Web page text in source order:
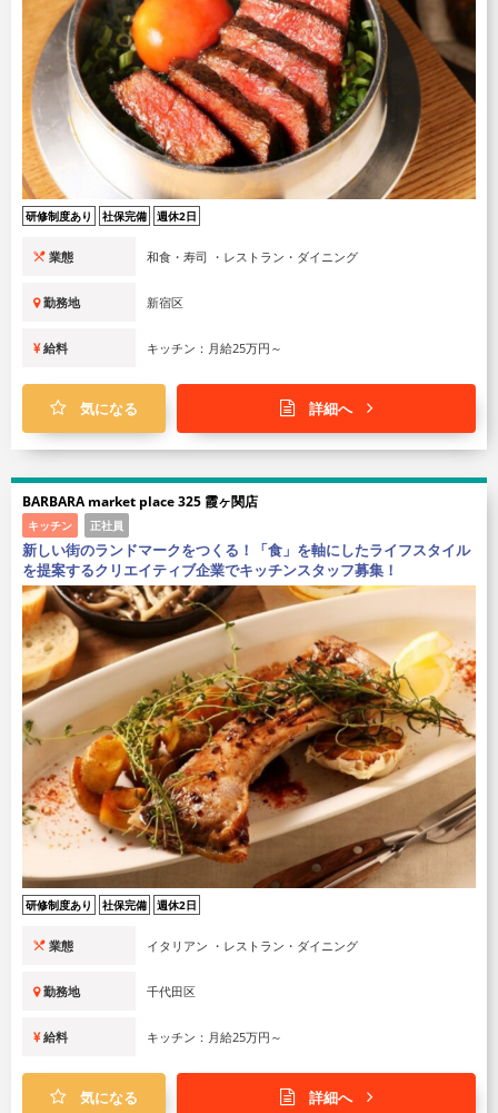
研修制度あり 社保完備 週休2日
業態 和食・寿司 ・レストラン・ダイニング
勤務地 新宿区
給料 キッチン：月給25万円～
気になる 詳細へ
BARBARA market place 325 霞ヶ関店
キッチン 正社員
新しい街のランドマークをつくる！「食」を軸にしたライフスタイル
を提案するクリエイティブ企業でキッチンスタッフ募集！
研修制度あり 社保完備 週休2日
業態 イタリアン ・レストラン・ダイニング
勤務地 千代田区
給料 キッチン：月給25万円～
気になる 詳細へ